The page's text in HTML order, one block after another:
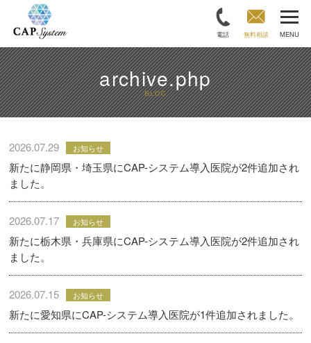
電話 無料相談 MENU
archive.php
BLOG
2026.07.29 お知らせ
新たに静岡県・埼玉県にCAP-システム導入医院が2件追加され
ました。
2026.07.17 お知らせ
新たに栃木県・兵庫県にCAP-システム導入医院が2件追加され
ました。
2026.07.15 お知らせ
新たに愛知県にCAP-システム導入医院が1件追加されました。